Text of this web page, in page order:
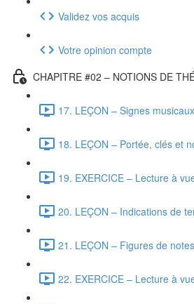
Validez vos acquis
Votre opinion compte
CHAPITRE #02 – NOTIONS DE
17. LEÇON – Signes
18. LEÇON – Portée, clés et
19. EXERCICE – Lecture à
20. LEÇON – Indications de
21. LEÇON – Figures de
22. EXERCICE – Lecture à